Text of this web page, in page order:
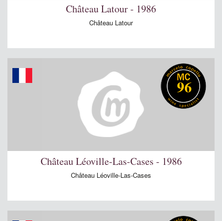
Château Latour - 1986
Château Latour
96
Château Léoville-Las-Cases - 1986
Château Léoville-Las-Cases